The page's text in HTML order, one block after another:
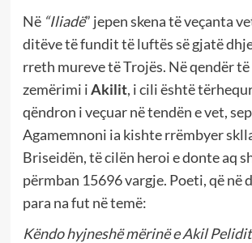
Në “Iliadë” jepen skena të veçanta
ditëve të fundit të luftës së gjatë
rreth mureve të Trojës. Në qendër
zemërimi iAkilit, i cili është
qëndron i veçuar në tendën e vet,
Agamemnoni ia kishte rrëmbyer
Briseidën, të cilën heroi e donte aq
përmban 15696 vargje. Poeti, që në
para na fut në temë:
Këndo hyjneshë mërinë e Akil